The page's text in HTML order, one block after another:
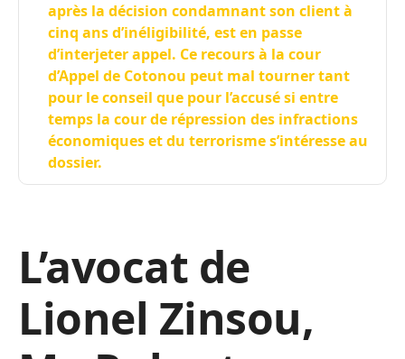
après la décision condamnant son client à
cinq ans d’inéligibilité, est en passe
d’interjeter appel. Ce recours à la cour
d’Appel de Cotonou peut mal tourner tant
pour le conseil que pour l’accusé si entre
temps la cour de répression des infractions
économiques et du terrorisme s’intéresse au
dossier.
L’avocat de
Lionel Zinsou,